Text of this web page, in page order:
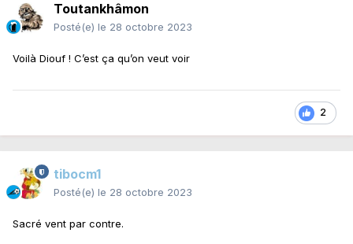
Toutankhâmon
Posté(e) le 28 octobre 2023
Voilà Diouf ! C’est ça qu’on veut voir
2
tibocm1
Posté(e) le 28 octobre 2023
Sacré vent par contre.